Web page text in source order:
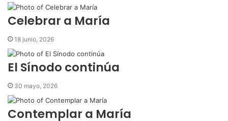
r
c
r
r
e
e
l
c
Celebrar a María
18 junio, 2026
El Sínodo continúa
30 mayo, 2026
Contemplar a María